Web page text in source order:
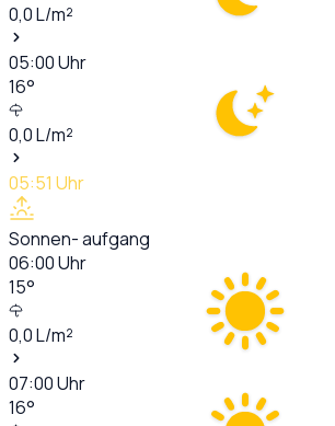
0,0L/m²
05:00Uhr
16°
0,0L/m²
05:51 Uhr
Sonnen- aufgang
06:00Uhr
15°
0,0L/m²
07:00Uhr
16°